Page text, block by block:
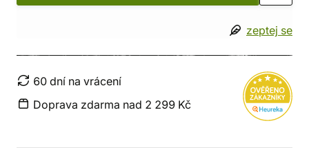
zeptej se
60 dní na vrácení
Doprava zdarma nad 2 299 Kč